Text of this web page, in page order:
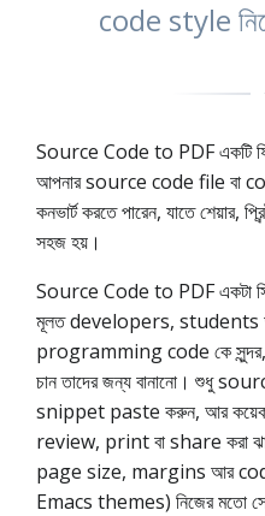
code style
Source Code to PDF একটি
আপনার source code file বা
কনভার্ট করতে পারেন, যাতে শেয়ার,
সহজ হয়।
Source Code to PDF একটা
মূলত developers, students
programming code কে সুন্দর,
চান তাদের জন্য বানানো। শুধু
snippet paste করুন, আর কয়েক
review, print বা share করা
page size, margins আর
Emacs themes) নিজের মতো